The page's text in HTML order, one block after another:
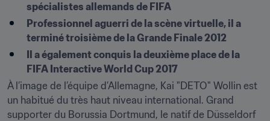
spécialistes allemands de FIFA
Professionnel aguerri de la scène virtuelle, il a
terminé troisième de la Grande Finale 2012
Il a également conquis la deuxième place de la
FIFA Interactive World Cup 2017
À l’image de l’équipe d’Allemagne, Kai "DETO" Wollin est
un habitué du très haut niveau international. Grand
supporter du Borussia Dortmund, le natif de Düsseldorf